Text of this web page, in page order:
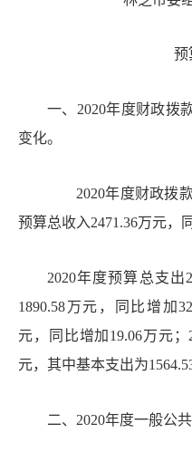
预
一、 2020年度财政拨
变化。
2020年度财政拨款
预算总收入2471.36万元，
2020年度预算总支出
1890.58万元，同比增加
元，同比增加19.06万元
元，其中基本支出为
二、 2020年度一般公